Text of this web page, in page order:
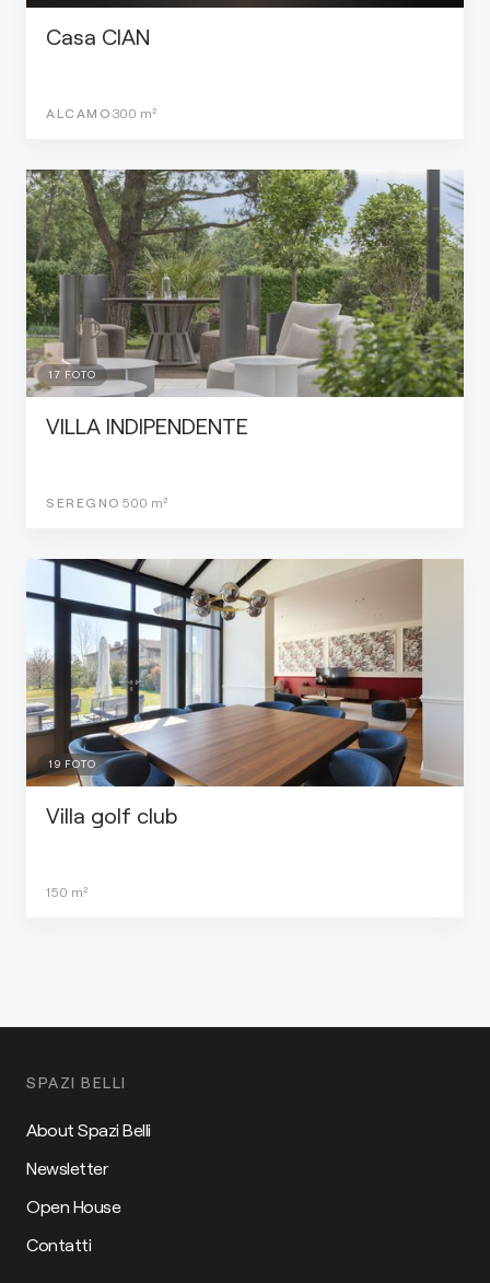
Casa CIAN
ALCAMO 300 m²
17 FOTO
VILLA INDIPENDENTE
SEREGNO 500 m²
19 FOTO
Villa golf club
150 m²
SPAZI BELLI
About Spazi Belli
Newsletter
Open House
Contatti